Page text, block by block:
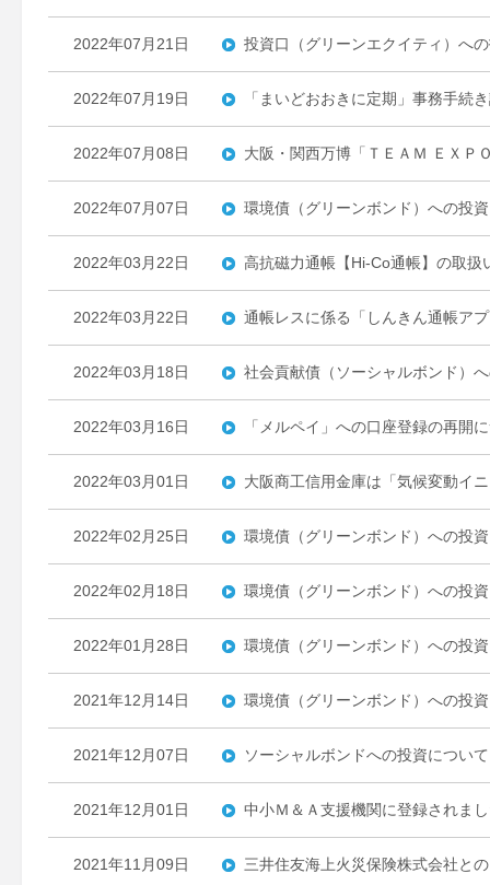
2022年07月21日 投資口（グリーンエクイティ）へ
2022年07月19日 「まいどおおきに定期」事務手続
2022年07月08日 大阪・関西万博「ＴＥＡＭ ＥＸＰ
2022年07月07日 環境債（グリーンボンド）への投
2022年03月22日 高抗磁力通帳【Hi-Co通帳】の取扱
2022年03月22日 通帳レスに係る「しんきん通帳ア
2022年03月18日 社会貢献債（ソーシャルボンド）
2022年03月16日 「メルペイ」への口座登録の再開
2022年03月01日 大阪商工信用金庫は「気候変動イ
2022年02月25日 環境債（グリーンボンド）への投
2022年02月18日 環境債（グリーンボンド）への投
2022年01月28日 環境債（グリーンボンド）への投
2021年12月14日 環境債（グリーンボンド）への投
2021年12月07日 ソーシャルボンドへの投資について
2021年12月01日 中小Ｍ＆Ａ支援機関に登録されま
2021年11月09日 三井住友海上火災保険株式会社と